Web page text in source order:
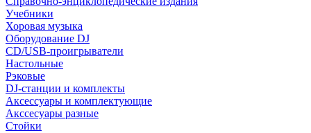
Учебники
Хоровая музыка
Оборудование DJ
CD/USB-проигрыватели
Настольные
Рэковые
DJ-станции и комплекты
Аксессуары и комплектующие
Акссесуары разные
Стойки